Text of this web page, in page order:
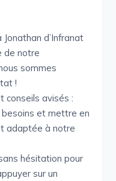
d’Infranat
de notre
sommes
!
conseils avisés :
besoins et mettre en
adaptée à notre
hésitation pour
sur un